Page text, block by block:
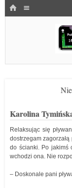
HOME
Pulsarowy.pl
Karolina
Relaksując się
dostrzegam
do ścianki. Po jakimś
wchodzi ona. Nie
– Doskonale pani